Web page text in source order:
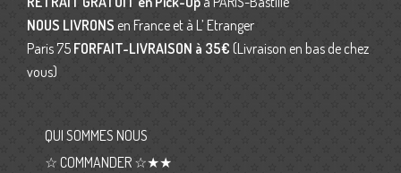
NOUS LIVRONS en France et à L’ Etranger
Paris 75 FORFAIT-LIVRAISON à 35€ (Livraison en bas de chez
vous)
QUI SOMMES NOUS
☆ COMMANDER ☆★★